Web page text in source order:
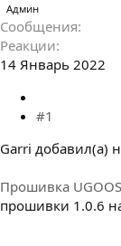
Админ
Сообщения
Реакции
14 Январь 2022
#1
Garri добавил(а)
Прошивка UGOOS
прошивки 1.0.6 на